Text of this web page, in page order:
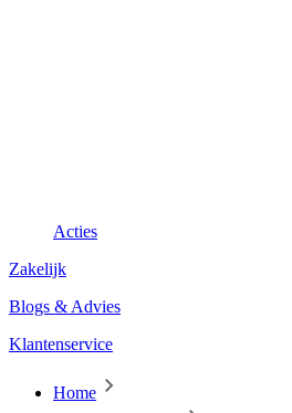
Acties
Zakelijk
Blogs & Advies
Klantenservice
Home